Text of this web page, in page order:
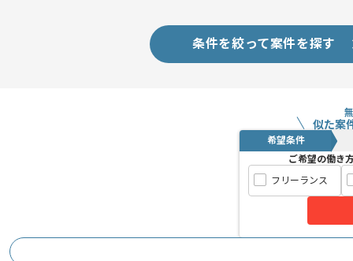
条件を絞って案件を探す
似た案
希望条件
ご希望の働き
フリーランス